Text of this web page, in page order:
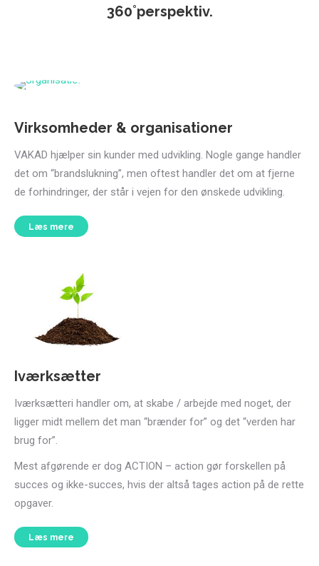
360˚perspektiv.
Virksomheder & organisationer
VAKAD hjælper sin kunder med udvikling. Nogle gange handler
det om “brandslukning”, men oftest handler det om at fjerne
de forhindringer, der står i vejen for den ønskede udvikling.
Læs mere
Iværksætter
Iværksætteri handler om, at skabe / arbejde med noget, der
ligger midt mellem det man “brænder for” og det “verden har
brug for”.
Mest afgørende er dog ACTION – action gør forskellen på
succes og ikke-succes, hvis der altså tages action på de rette
opgaver.
Læs mere